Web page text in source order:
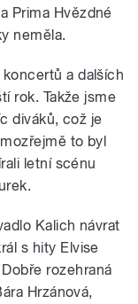
Prima Hvězdné
neměla.
a dalších
rok. Takže jsme
diváků, což je
to byl
letní scénu
Kalich návrat
s hity Elvise
rozehraná
Hrzánová,